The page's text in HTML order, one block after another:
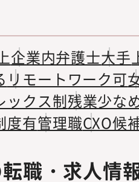
企業内弁護士大手
リモートワーク可
ックス制残業少な
度有管理職CXO候
職・求人情